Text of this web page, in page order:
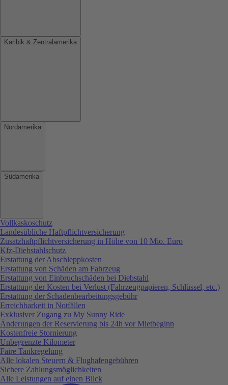
Karibik & Zentralamerika
Nordamerika
Südamerika
Vollkaskoschutz
Landesübliche Haftpflichtversicherung
Zusatzhaftpflichtversicherung in Höhe von 10 Mio. Euro
Kfz-Diebstahlschutz
Erstattung der Abschleppkosten
Erstattung von Schäden am Fahrzeug
Erstattung von Einbruchschäden bei Diebstahl
Erstattung der Kosten bei Verlust (Fahrzeugpapieren, Schlüssel, etc.)
Erstattung der Schadenbearbeitungsgebühr
Erreichbarkeit in Notfällen
Exklusiver Zugang zu My Sunny Ride
Änderungen der Reservierung bis 24h vor Mietbeginn
Kostenfreie Stornierung
Unbegrenzte Kilometer
Faire Tankregelung
Alle lokalen Steuern & Flughafengebühren
Sichere Zahlungsmöglichkeiten
Alle Leistungen auf einen Blick